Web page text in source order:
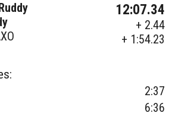
12:07.34
+ 2.44
+ 1:54.23
2:37
6:36